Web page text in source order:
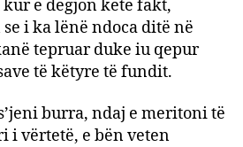
e dëgjon këtë fakt,
i ka lënë ndoca ditë në
tepruar duke iu qepur
të këtyre të fundit.
burra, ndaj e meritoni të
i vërtetë, e bën veten